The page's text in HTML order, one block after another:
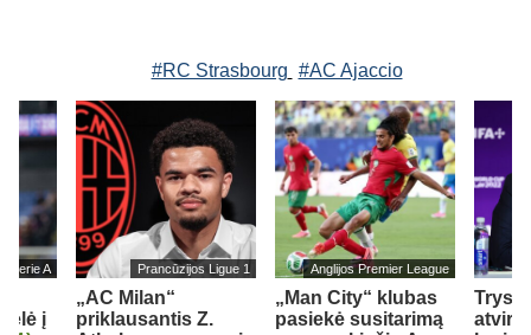
#RC Strasbourg #AC Ajaccio
Serie A
į
Prancūzijos Ligue 1
„AC Milan“
priklausantis Z.
Anglijos Premier League
„Man City“ klubas
pasiekė susitarimą
Trys
atviru